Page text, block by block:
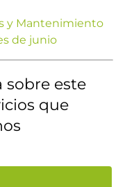
y Mantenimiento
de junio
sobre este
que